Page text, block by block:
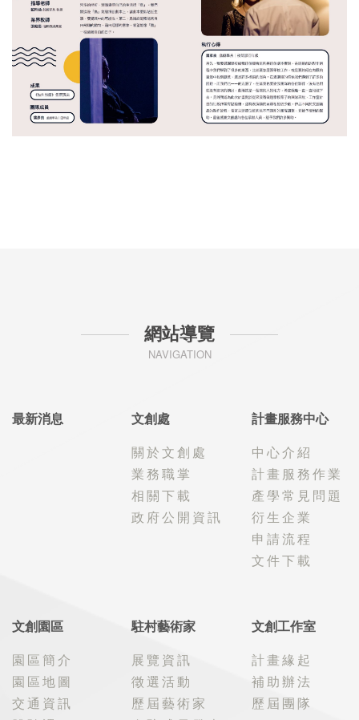
網站導覽
NAVIGATION
最新消息
文創處
關於文創處
業務職掌
相關下載
政府公開資訊
計畫服務中心
中心介紹
計畫服務作業
產學常見問題
衍生企業
申請流程
文件下載
文創園區
園區簡介
園區地圖
交通資訊
駐村藝術家
展覽資訊
徵選活動
歷屆藝術家
文創工作室
計畫緣起
補助辦法
歷屆團隊